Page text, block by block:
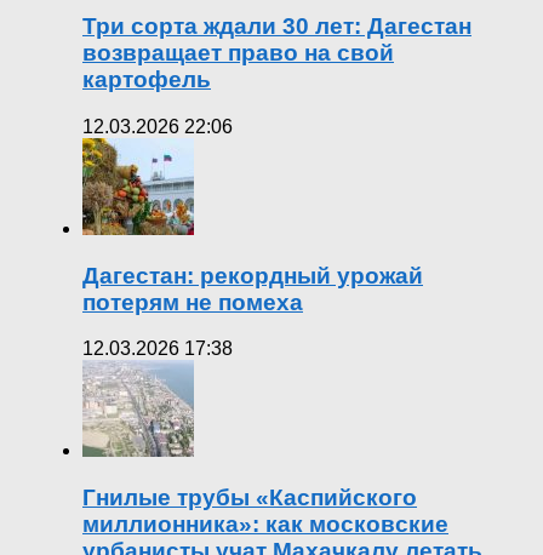
Три сорта ждали 30 лет: Дагестан
возвращает право на свой
картофель
12.03.2026 22:06
Дагестан: рекордный урожай
потерям не помеха
12.03.2026 17:38
Гнилые трубы «Каспийского
миллионника»: как московские